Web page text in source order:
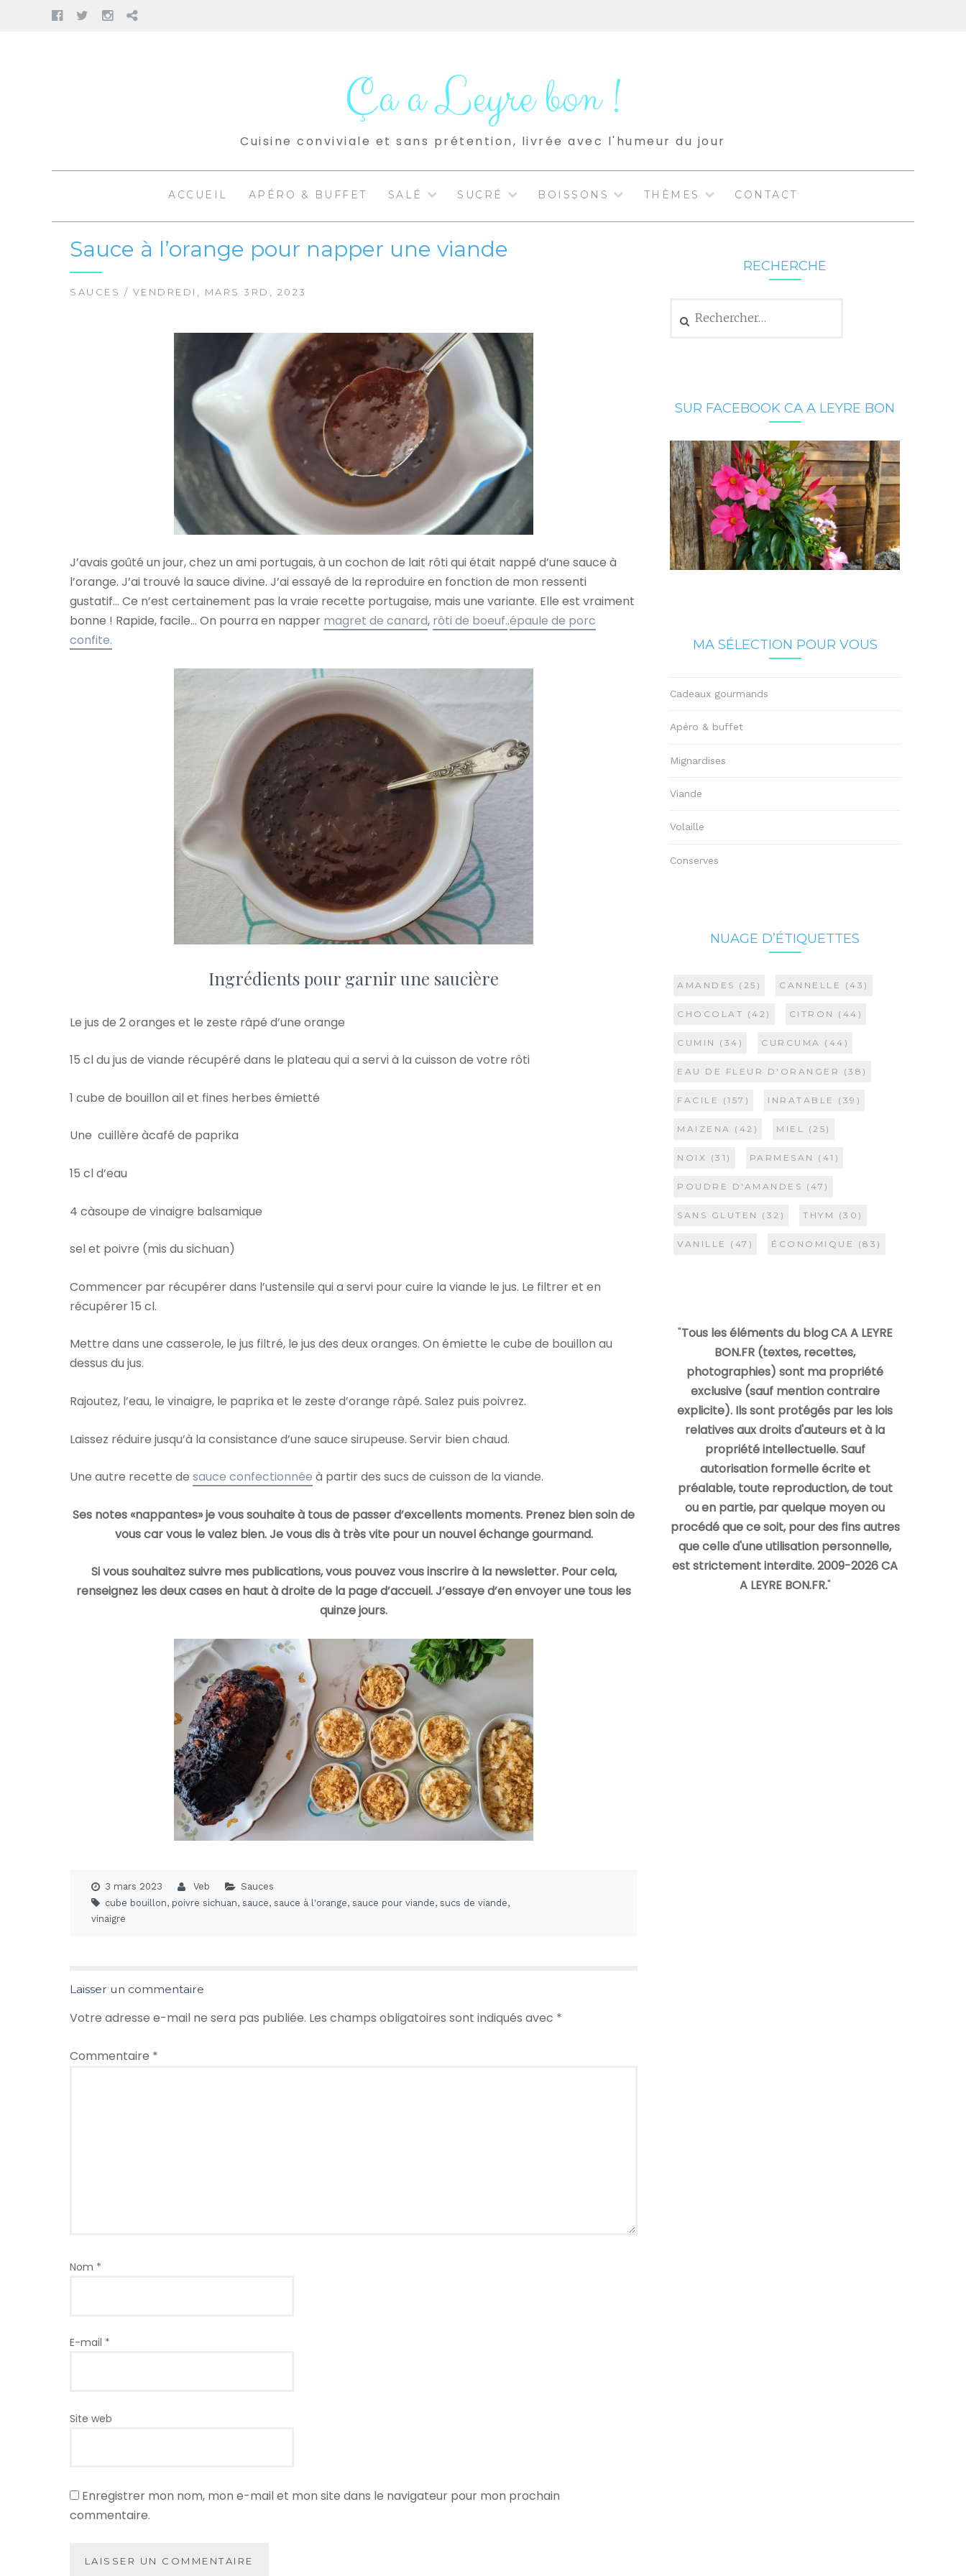
FacebookTwitter
Instagram
Pinterest
Ça a Leyre bon !
Cuisine conviviale et sans prétention, livrée avec l'humeur du jour
ACCUEIL APÉRO & BUFFET SALÉ SUCRÉ BOISSONS THÈMES CONTACT
Sauce à l’orange pour napper une viande
SAUCES / VENDREDI, MARS 3RD, 2023
J’avais goûté un jour, chez un ami portugais, à un cochon de lait rôti qui était nappé d’une sauce à
l’orange. J’ai trouvé la sauce divine. J’ai essayé de la reproduire en fonction de mon ressenti
gustatif… Ce n’est certainement pas la vraie recette portugaise, mais une variante. Elle est vraiment
bonne ! Rapide, facile… On pourra en napper magret de canard, rôti de boeuf..épaule de porc
confite.
Ingrédients pour garnir une saucière
Le jus de 2 oranges et le zeste râpé d’une orange
15 cl du jus de viande récupéré dans le plateau qui a servi à la cuisson de votre rôti
1 cube de bouillon ail et fines herbes émietté
Une cuillère àcafé de paprika
15 cl d’eau
4 càsoupe de vinaigre balsamique
sel et poivre (mis du sichuan)
Commencer par récupérer dans l’ustensile qui a servi pour cuire la viande le jus. Le filtrer et en
récupérer 15 cl.
Mettre dans une casserole, le jus filtré, le jus des deux oranges. On émiette le cube de bouillon au
dessus du jus.
Rajoutez, l’eau, le vinaigre, le paprika et le zeste d’orange râpé. Salez puis poivrez.
Laissez réduire jusqu’à la consistance d’une sauce sirupeuse. Servir bien chaud.
Une autre recette de sauce confectionnée à partir des sucs de cuisson de la viande.
Ses notes «nappantes» je vous souhaite à tous de passer d’excellents moments. Prenez bien soin de
vous car vous le valez bien. Je vous dis à très vite pour un nouvel échange gourmand.
Si vous souhaitez suivre mes publications, vous pouvez vous inscrire à la newsletter. Pour cela,
renseignez les deux cases en haut à droite de la page d’accueil. J’essaye d’en envoyer une tous les
quinze jours.
3 mars 2023 Veb
Sauces
cube bouillon, poivre sichuan, sauce, sauce à l'orange, sauce pour viande, sucs de viande,
vinaigre
Laisser un commentaire
Votre adresse e-mail ne sera pas publiée. Les champs obligatoires sont indiqués avec *
Commentaire *
Nom *
E-mail *
Site web
Enregistrer mon nom, mon e-mail et mon site dans le navigateur pour mon prochain
commentaire.
RECHERCHE
SUR FACEBOOK CA A LEYRE BON
MA SÉLECTION POUR VOUS
Cadeaux gourmands
Apéro & buffet
Mignardises
Viande
Volaille
Conserves
NUAGE D’ÉTIQUETTES
AMANDES (25) CANNELLE (43)
CHOCOLAT (42) CITRON (44)
CUMIN (34) CURCUMA (44)
EAU DE FLEUR D'ORANGER (38)
FACILE (157) INRATABLE (39)
MAIZENA (42) MIEL (25)
NOIX (31) PARMESAN (41)
POUDRE D'AMANDES (47)
SANS GLUTEN (32) THYM (30)
VANILLE (47) ÉCONOMIQUE (83)
"Tous les éléments du blog CA A LEYRE
BON.FR (textes, recettes,
photographies) sont ma propriété
exclusive (sauf mention contraire
explicite). Ils sont protégés par les lois
relatives aux droits d'auteurs et à la
propriété intellectuelle. Sauf
autorisation formelle écrite et
préalable, toute reproduction, de tout
ou en partie, par quelque moyen ou
procédé que ce soit, pour des fins autres
que celle d'une utilisation personnelle,
est strictement interdite. 2009-2026 CA
A LEYRE BON.FR."